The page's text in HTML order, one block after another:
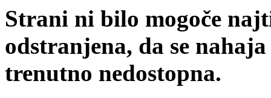
Strani ni bilo mogoče
odstranjena, da se
trenutno nedostopna.